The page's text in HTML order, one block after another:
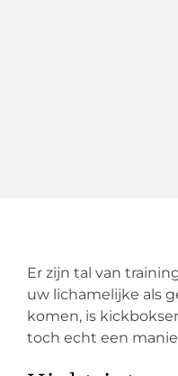
Er zijn tal van
uw lichamelijke als
komen, is
toch echt een